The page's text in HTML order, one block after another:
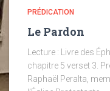
PRÉDICATION
Le Pardon
Lecture : Livre des
chapitre 5 verset 3.
Raphaël Peralta,